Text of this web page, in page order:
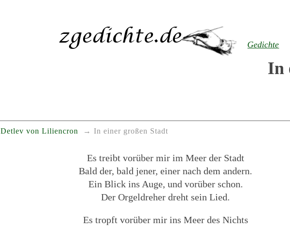
Gedichte
In
Detlev von Liliencron In einer großen Stadt
Es treibt vorüber mir im Meer der Stadt
Bald der, bald jener, einer nach dem andern.
Ein Blick ins Auge, und vorüber schon.
Der Orgeldreher dreht sein Lied.
Es tropft vorüber mir ins Meer des Nichts